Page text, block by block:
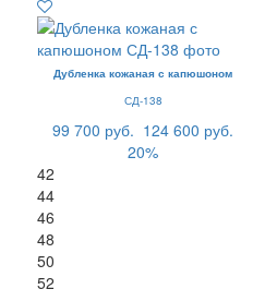
Дубленка кожаная с капюшоном
СД-138
99 700 руб. 124 600 руб.
20%
42
44
46
48
50
52